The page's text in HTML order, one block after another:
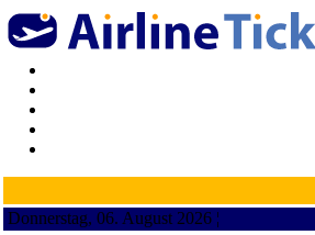
Donnerstag, 06. August 2026 ¦